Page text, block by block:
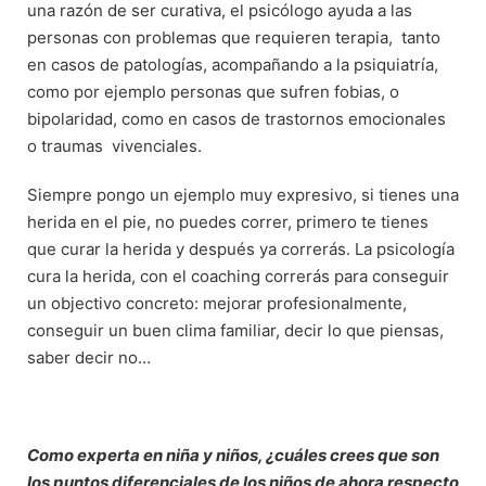
una razón de ser curativa, el psicólogo ayuda a las
personas con problemas que requieren terapia, tanto
en casos de patologías, acompañando a la psiquiatría,
como por ejemplo personas que sufren fobias, o
bipolaridad, como en casos de trastornos emocionales
o traumas vivenciales.
Siempre pongo un ejemplo muy expresivo, si tienes una
herida en el pie, no puedes correr, primero te tienes
que curar la herida y después ya correrás. La psicología
cura la herida, con el coaching correrás para conseguir
un objectivo concreto: mejorar profesionalmente,
conseguir un buen clima familiar, decir lo que piensas,
saber decir no…
Como experta en niña y niños, ¿cuáles crees que son